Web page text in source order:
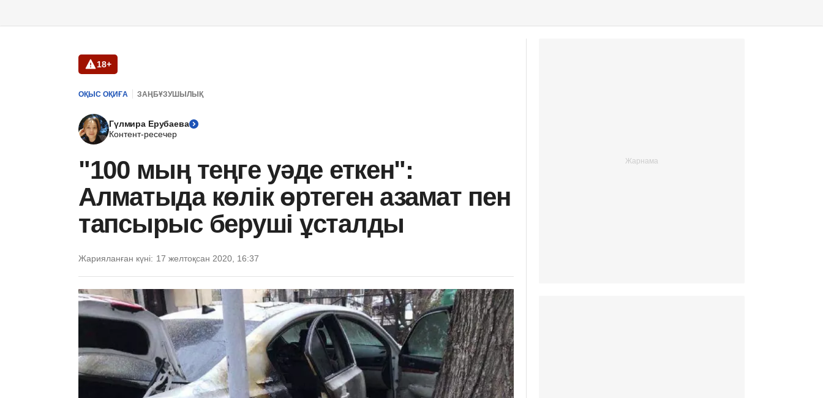
18+
ОҚЫС ОҚИҒА ЗАҢБҰЗУШЫЛЫҚ
Гүлмира Ерубаева
Контент-ресечер
"100 мың теңге уәде еткен":
Алматыда көлік өртеген азамат пен
тапсырыс беруші ұсталды
Жарияланған күні: 17 желтоқсан 2020, 16:37